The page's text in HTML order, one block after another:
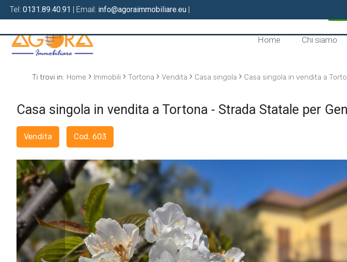
Tel: 0131.89.40.91 | Email: info@agoraimmobiliare.eu |
Home Chi siamo
Ti trovi in: Home › Immobili › Tortona › Vendita › Casa singola › Casa singola in vendita a
Casa singola in vendita a Tortona - Strada Statale per
Vendita Cod. 603
CHI
SIAMO
SERVIZI
LAVORA
NOI
IN
VENDITA
IN
Codice
Contratto
Vendita
Scegli
dove
cercare
Provincia